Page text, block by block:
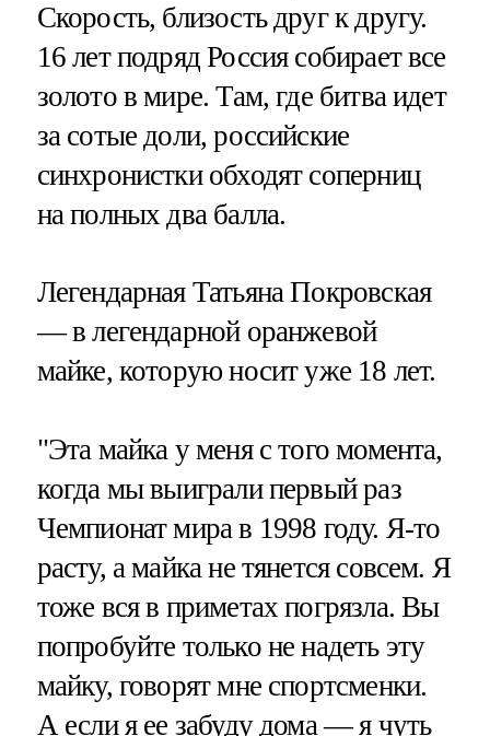
Скорость, близость друг к другу.
16 лет подряд Россия собирает все
золото в мире. Там, где битва идет
за сотые доли, российские
синхронистки обходят соперниц
на полных два балла.
Легендарная Татьяна Покровская
— в легендарной оранжевой
майке, которую носит уже 18 лет.
"Эта майка у меня с того момента,
когда мы выиграли первый раз
Чемпионат мира в 1998 году. Я-то
расту, а майка не тянется совсем. Я
тоже вся в приметах погрязла. Вы
попробуйте только не надеть эту
майку, говорят мне спортсменки.
А если я ее забуду дома — я чуть